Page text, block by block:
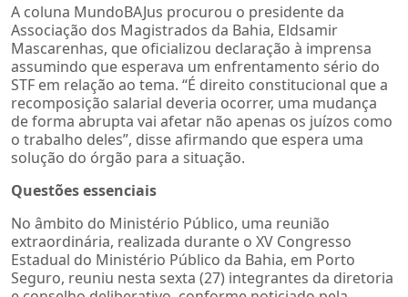
A coluna MundoBAJus procurou o presidente da
Associação dos Magistrados da Bahia, Eldsamir
Mascarenhas, que oficializou declaração à imprensa
assumindo que esperava um enfrentamento sério do
STF em relação ao tema. “É direito constitucional que a
recomposição salarial deveria ocorrer, uma mudança
de forma abrupta vai afetar não apenas os juízos como
o trabalho deles”, disse afirmando que espera uma
solução do órgão para a situação.
Questões essenciais
No âmbito do Ministério Público, uma reunião
extraordinária, realizada durante o XV Congresso
Estadual do Ministério Público da Bahia, em Porto
Seguro, reuniu nesta sexta (27) integrantes da diretoria